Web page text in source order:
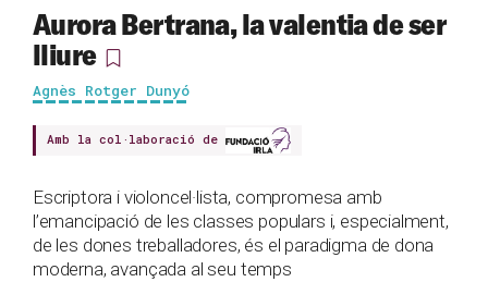
Aurora Bertrana, la valentia de ser
lliure
Agnès Rotger Dunyó
Amb la col·laboració de
Escriptora i violoncel·lista, compromesa amb
l’emancipació de les classes populars i, especialment,
de les dones treballadores, és el paradigma de dona
moderna, avançada al seu temps